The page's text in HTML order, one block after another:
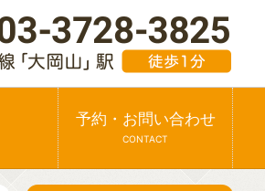
予約・お問い合わせ
CONTACT